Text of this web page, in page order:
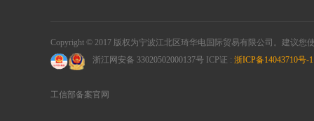
Copyright © 2017 版权为宁波江北区琦华电国际贸易有限公司。建议您
浙江网安备 33020502000137号 ICP证 : 浙ICP备14043710号-1
工信部备案官网